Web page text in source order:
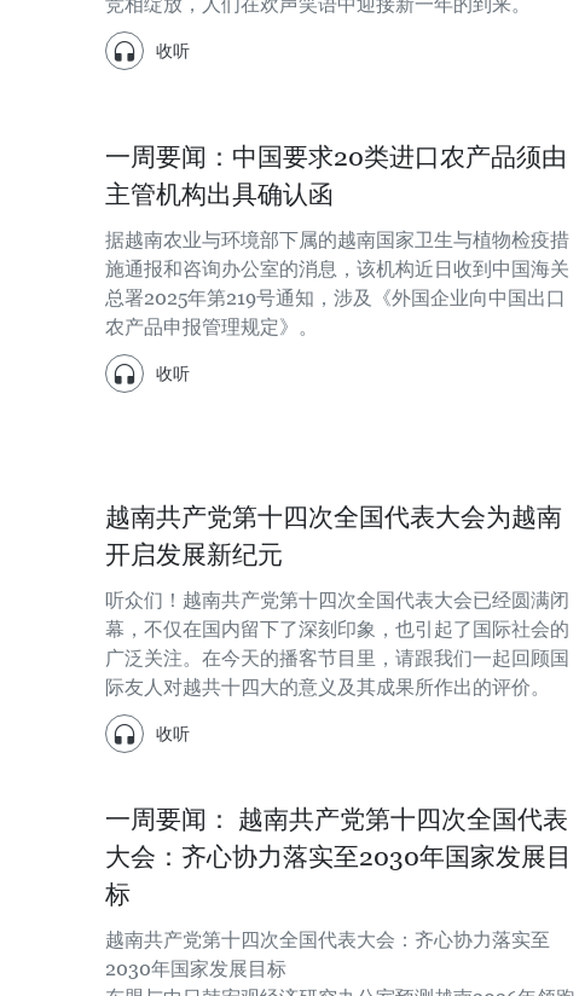
收听
一周要闻：中国要求20类进口农产品须由
主管机构出具确认函
据越南农业与环境部下属的越南国家卫生与植物检疫措
施通报和咨询办公室的消息，该机构近日收到中国海关
总署2025年第219号通知，涉及《外国企业向中国出口
农产品申报管理规定》。
收听
越南共产党第十四次全国代表大会为越南
开启发展新纪元
听众们！越南共产党第十四次全国代表大会已经圆满闭
幕，不仅在国内留下了深刻印象，也引起了国际社会的
广泛关注。在今天的播客节目里，请跟我们一起回顾国
际友人对越共十四大的意义及其成果所作出的评价。
收听
一周要闻： 越南共产党第十四次全国代表
大会：齐心协力落实至2030年国家发展目
标
越南共产党第十四次全国代表大会：齐心协力落实至
2030年国家发展目标